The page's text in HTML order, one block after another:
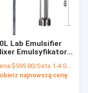
Lab Emulsifier
Emulsyfikator
0,5 kW
$595.00/Sets 1-4 Sets
najnowszą cenę